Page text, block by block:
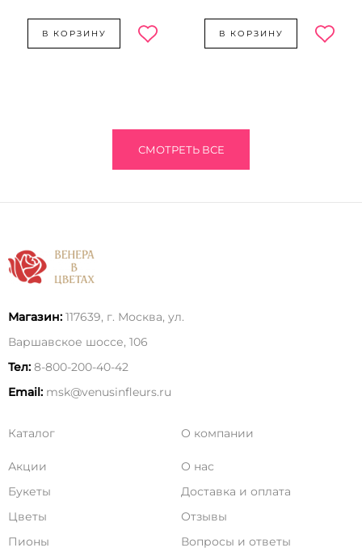
В КОРЗИНУ В КОРЗИНУ
СМОТРЕТЬ ВСЕ
Магазин: 117639, г. Москва, ул.
Варшавское шоссе, 106
Тел: 8-800-200-40-42
Email: msk@venusinfleurs.ru
Каталог
Акции
Букеты
Цветы
Пионы
О компании
О нас
Доставка и оплата
Отзывы
Вопросы и ответы